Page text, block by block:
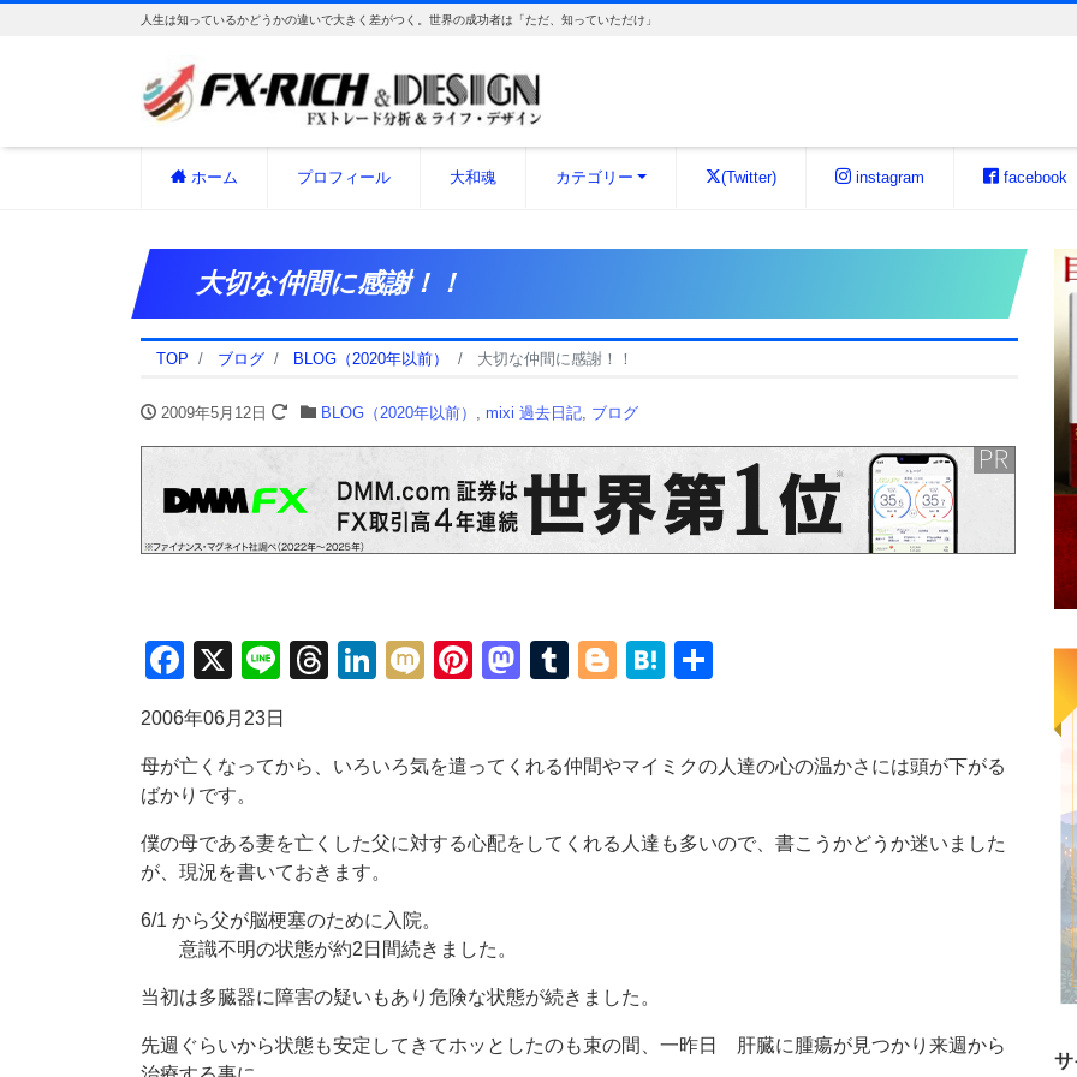
人生は知っているかどうかの違いで大きく差がつく。世界の成功者は「ただ、知っていただけ」
ホーム プロフィール 大和魂 カテゴリー (Twitter) instagram facebook
大切な仲間に感謝！！
TOP ブログ BLOG（2020年以前） 大切な仲間に感謝！！
2009年5月12日 BLOG（2020年以前） , mixi 過去日記, ブログ
Facebook
X LineThreads
LinkedIn
MixiPinterest
Mastodon
Tumblr
Blogger
Hatena
2006年06月23日
母が亡くなってから、いろいろ気を遣ってくれる仲間やマイミクの人達の心の温かさには頭が下がる
ばかりです。
僕の母である妻を亡くした父に対する心配をしてくれる人達も多いので、書こうかどうか迷いました
が、現況を書いておきます。
6/1 から父が脳梗塞のために入院。
意識不明の状態が約2日間続きました。
当初は多臓器に障害の疑いもあり危険な状態が続きました。
先週ぐらいから状態も安定してきてホッとしたのも束の間、一昨日 肝臓に腫瘍が見つかり来週から
サ